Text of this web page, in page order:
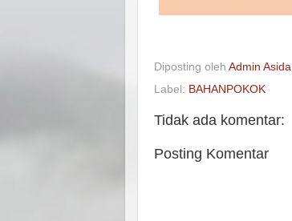
Diposting oleh Admin Asida
Label: BAHANPOKOK
Tidak ada komentar:
Posting Komentar